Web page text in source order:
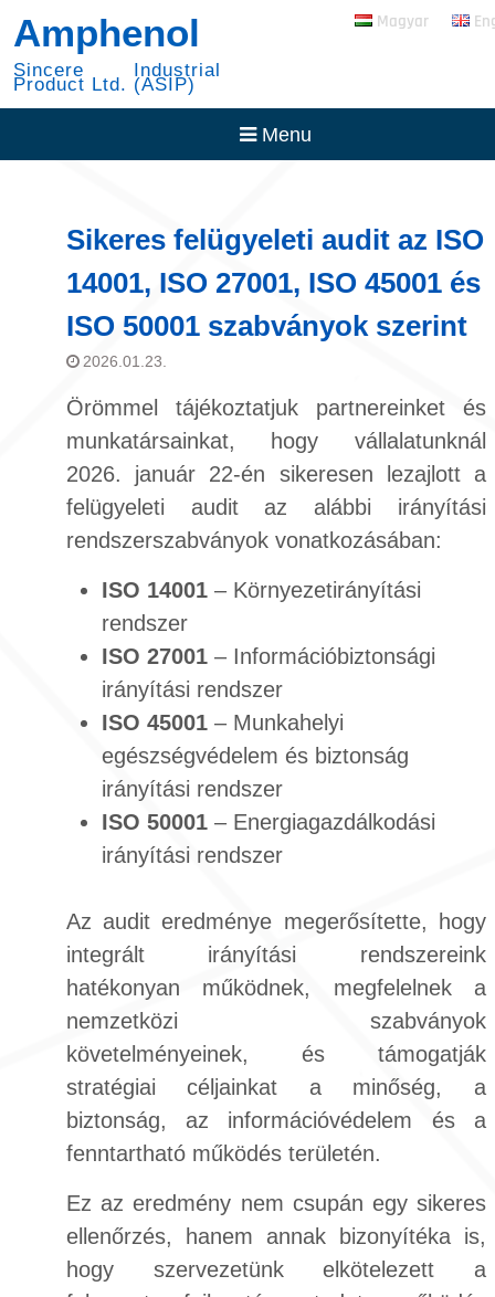
content
RADSOK PowerBlok
Expansion
30 Éve az NYSE-vel
Magyar
Amphenol
Sincere Industrial
Product Ltd. (ASIP)
Menu
Sikeres felügyeleti audit az ISO
14001, ISO 27001, ISO 45001 és
ISO 50001 szabványok szerint
2026.01.23.
Örömmel tájékoztatjuk partnereinket és
munkatársainkat, hogy vállalatunknál
2026. január 22-én sikeresen lezajlott a
felügyeleti audit az alábbi irányítási
rendszerszabványok vonatkozásában:
ISO 14001 – Környezetirányítási
rendszer
ISO 27001 – Információbiztonsági
irányítási rendszer
ISO 45001 – Munkahelyi
egészségvédelem és biztonság
irányítási rendszer
ISO 50001 – Energiagazdálkodási
irányítási rendszer
Az audit eredménye megerősítette, hogy
integrált irányítási rendszereink
hatékonyan működnek, megfelelnek a
nemzetközi szabványok
követelményeinek, és támogatják
stratégiai céljainkat a minőség, a
biztonság, az információvédelem és a
fenntartható működés területén.
Ez az eredmény nem csupán egy sikeres
ellenőrzés, hanem annak bizonyítéka is,
hogy szervezetünk elkötelezett a